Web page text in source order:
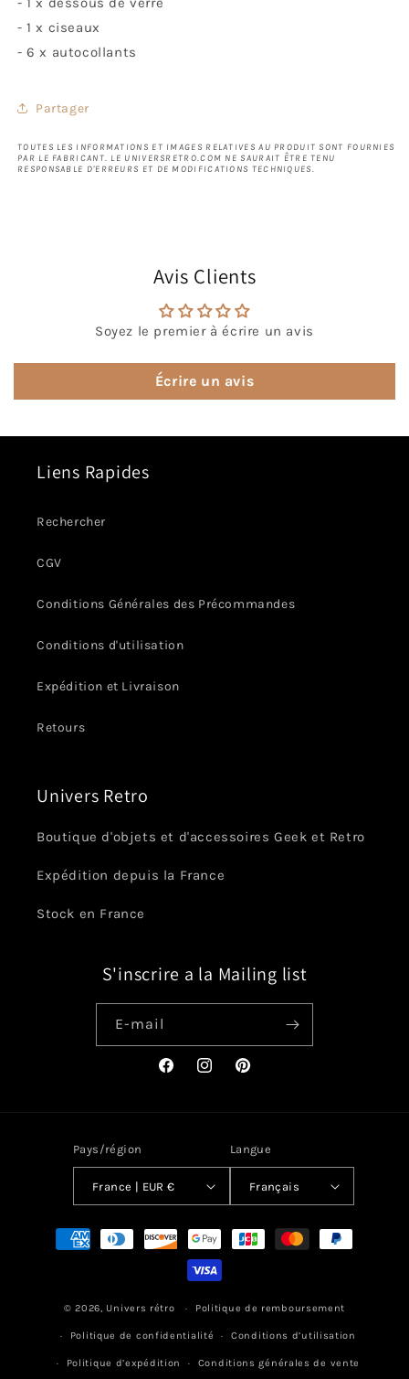
- 1 x ciseaux
- 6 x autocollants
Partager
TOUTES LES INFORMATIONS ET IMAGES RELATIVES AU PRODUIT SONT FOURNIES
PAR LE FABRICANT. LE UNIVERSRETRO.COM NE SAURAIT ÊTRE TENU
RESPONSABLE D'ERREURS ET DE MODIFICATIONS TECHNIQUES.
Avis Clients
Soyez le premier à écrire un avis
Écrire un avis
Liens Rapides
Rechercher
CGV
Conditions Générales des Précommandes
Conditions d'utilisation
Expédition et Livraison
Retours
Univers Retro
Boutique d'objets et d'accessoires Geek et Retro
Expédition depuis la France
Stock en France
S'inscrire a la Mailing list
E-mail
FacebookInstagramPinterest
Pays/région
France | EUR €
Langue
Français
Moyens
© 2026, Univers rétro Politique de remboursement
Politique de confidentialité Conditions d’utilisation
Politique d’expédition Conditions générales de vente